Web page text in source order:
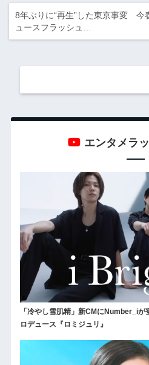
8年ぶりに“再生”した東京事変 今
ュースフラッシュ…
エンタメラ
「冷やし雪肌精」新CMにNumber_i
ロデュース『ロミジュリ』